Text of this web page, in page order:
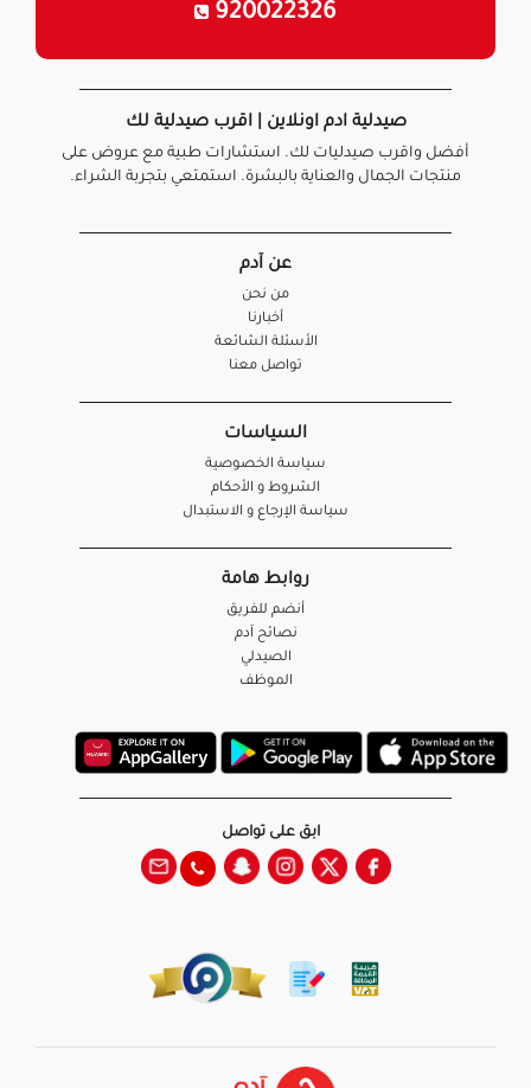
920022326
صيدلية ادم اونلاين | اقرب صيدلية لك
أفضل واقرب صيدليات لك. استشارات طبية مع عروض على
منتجات الجمال والعناية بالبشرة. استمتعي بتجربة الشراء.
عن آدم
من نحن
أخبارنا
الأسئلة الشائعة
تواصل معنا
السياسات
سياسة الخصوصية
الشروط و الأحكام
سياسة الإرجاع و الاستبدال
روابط هامة
أنضم للفريق
نصائح آدم
الصيدلي
الموظف
ابق على تواصل